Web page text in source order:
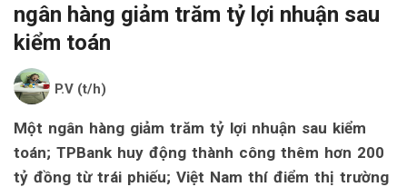
ngân hàng giảm trăm tỷ lợi nhuận sau
kiểm toán
P.V (t/h)
Một ngân hàng giảm trăm tỷ lợi nhuận sau kiểm
toán; TPBank huy động thành công thêm hơn 200
tỷ đồng từ trái phiếu; Việt Nam thí điểm thị trường